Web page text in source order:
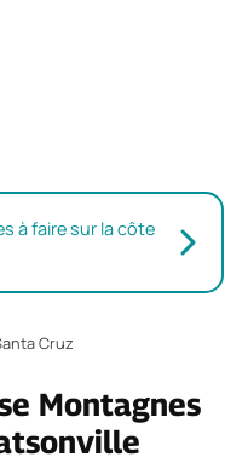
à faire sur la côte
Cruz
Montagnes